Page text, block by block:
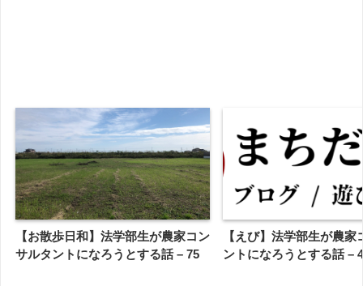
【お散歩日和】法学部生が農家コン
サルタントになろうとする話 – 75
【えび】法学部生が農家
ントになろうとする話 –